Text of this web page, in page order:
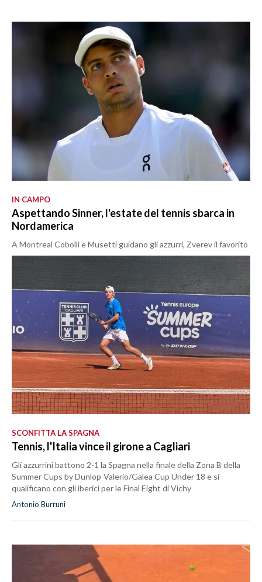
IN CAMPO
Aspettando Sinner, l'estate del tennis sbarca in
Nordamerica
A Montreal Cobolli e Musetti guidano gli azzurri, Zverev il favorito
SCONFITTA LA SPAGNA
Tennis, l'Italia vince il girone a Cagliari
Gli azzurrini battono 2-1 la Spagna nella finale della Zona B della
Summer Cups by Dunlop-Valerio/Galea Cup Under 18 e si
qualificano con gli iberici per le Final Eight di Vichy
Antonio Burruni